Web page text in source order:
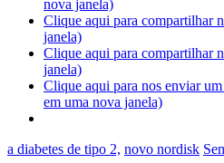
nova janela)
Clique aqui para compartilhar
janela)
Clique aqui para compartilhar
janela)
Clique aqui para nos enviar
em uma nova janela)
a diabetes de tipo 2, novo nordisk